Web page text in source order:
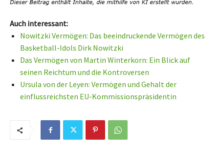
Auch interessant:
Nowitzki Vermögen: Das beeindruckende Vermögen des
Basketball-Idols Dirk Nowitzki
Das Vermögen von Martin Winterkorn: Ein Blick auf
seinen Reichtum und die Kontroversen
Ursula von der Leyen: Vermögen und Gehalt der
einflussreichsten EU-Kommissionspräsidentin